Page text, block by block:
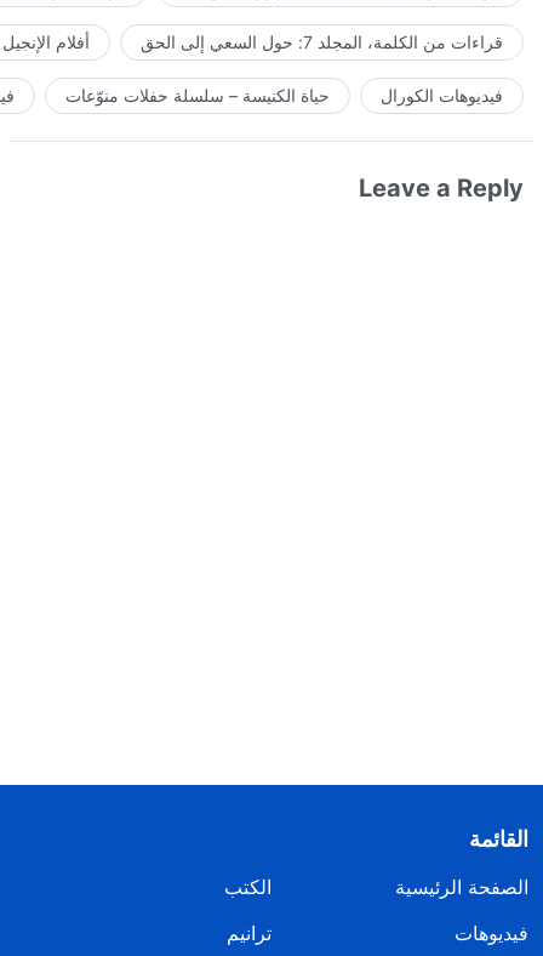
قراءات من الكلمة، المجلد 7: حول السعي إلى الحق أفلام الإنجيل
فيديوهات الكورال حياة الكنيسة – سلسلة حفلات منوّعات
Leave a Reply
القائمة
الصفحة الرئيسية
الكتب
فيديوهات
ترانيم